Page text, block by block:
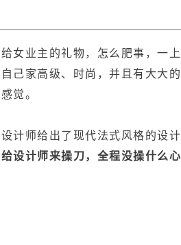
女业主的礼物，怎么肥事，一
己家高级、时尚，并且有大大
觉。
计师给出了现代法式风格的设
设计师来操刀，全程没操什么心